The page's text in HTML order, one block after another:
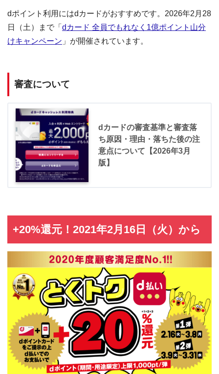
dポイント利用にはdカードがおすすめです。2026年2月28
日（土）まで「 dカード 全員でもれなく1億ポイント山分
けキャンペーン 」が開催されています。
審査について
dカードの審査基準と審査落
ち原因・理由・落ちた後の注
意点について【2026年3月
版】
+20%還元！2021年2月16日（火）から